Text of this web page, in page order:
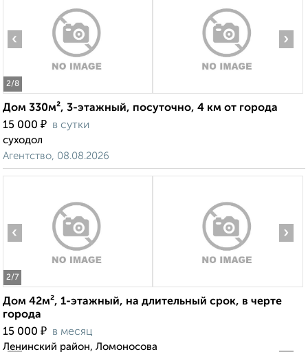
2/8
‹ ›
Дом 330м², 3-этажный, посуточно, 4 км от города
15 000 ₽ в сутки
суходол
Агентство, 08.08.2026
2/7
‹ ›
Дом 42м², 1-этажный, на длительный срок, в черте
города
15 000 ₽ в месяц
Ленинский район, Ломоносова